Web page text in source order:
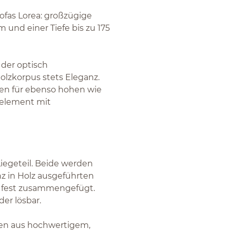
Lorea: großzügige
und einer Tiefe bis zu 175
optisch
stets Eleganz.
für ebenso hohen wie
mit
Beide werden
in Holz ausgeführten
zusammengefügt.
lösbar.
aus hochwertigem,